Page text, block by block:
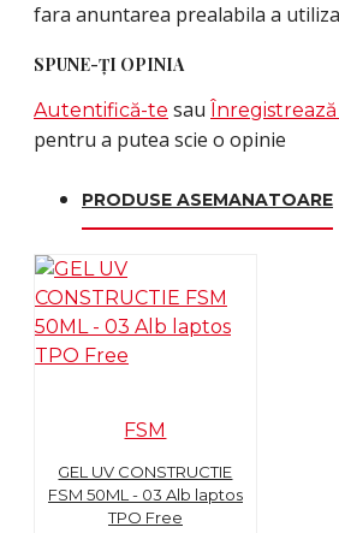
fara anuntarea prealabila a
SPUNE-ŢI OPINIA
Autentifică-te sau
pentru a putea scie o opinie
PRODUSE ASEMANATOARE
FSM
GEL UV CONSTRUCTIE
FSM 50ML - 03 Alb laptos
TPO Free